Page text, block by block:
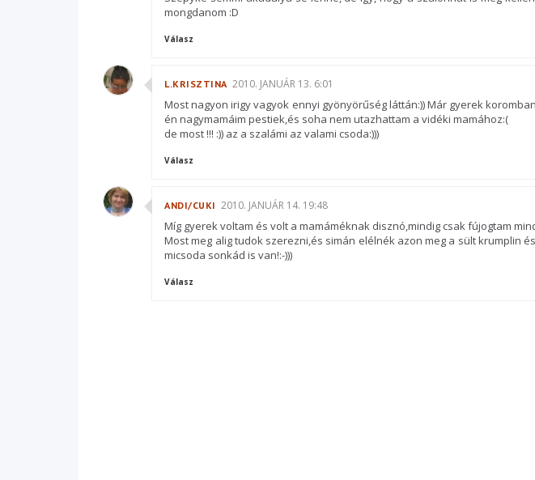
mongdanom :D
Válasz
L.KRISZTINA 2010. JANUÁR 13. 6:01
Most nagyon irigy vagyok ennyi gyönyörűség láttán:)) Már gyerek
én nagymamáim pestiek,és soha nem utazhattam a vidéki mamához:(
de most !!! :)) az a szalámi az valami csoda:)))
Válasz
ANDI/CUKI 2010. JANUÁR 14. 19:48
Míg gyerek voltam és volt a mamáméknak disznó,mindig csak fújogtam
Most meg alig tudok szerezni,és simán elélnék azon meg a sült krumplin
micsoda sonkád is van!:-)))
Válasz